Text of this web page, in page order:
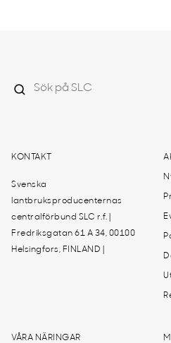
KONTAKT
Svenska
lantbruksproducenternas
centralförbund SLC r.f. |
Fredriksgatan 61 A 34, 00100
Helsingfors, FINLAND |
VÅRA NÄRINGAR